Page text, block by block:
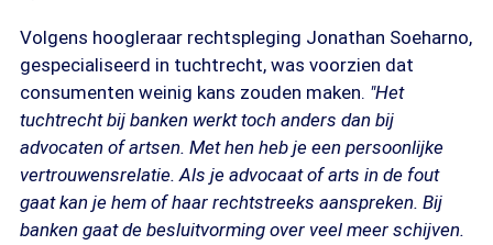
Volgens hoogleraar rechtspleging Jonathan Soeharno,
gespecialiseerd in tuchtrecht, was voorzien dat
consumenten weinig kans zouden maken. "Het
tuchtrecht bij banken werkt toch anders dan bij
advocaten of artsen. Met hen heb je een persoonlijke
vertrouwensrelatie. Als je advocaat of arts in de fout
gaat kan je hem of haar rechtstreeks aanspreken. Bij
banken gaat de besluitvorming over veel meer schijven.